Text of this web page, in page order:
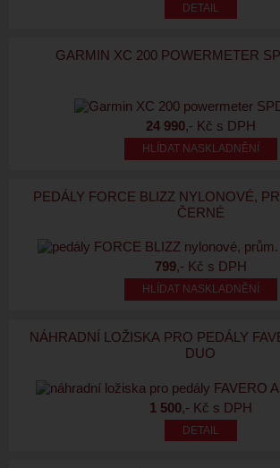
GARMIN XC 200 POWERMETER
24 990,- Kč s DPH
HLÍDAT NASKLADNĚNÍ
PEDÁLY FORCE BLIZZ NYLONOVÉ,
ČERNÉ
799,- Kč s DPH
HLÍDAT NASKLADNĚNÍ
NÁHRADNÍ LOŽISKA PRO PEDÁLY
DUO
1 500,- Kč s DPH